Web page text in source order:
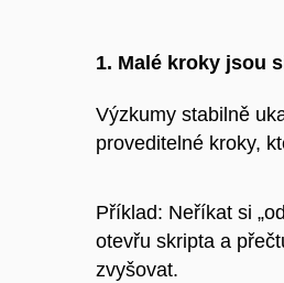
1. Malé kroky jsou
Výzkumy stabilně
proveditelné kroky,
Příklad: Neříkat si
otevřu skripta a
zvyšovat.